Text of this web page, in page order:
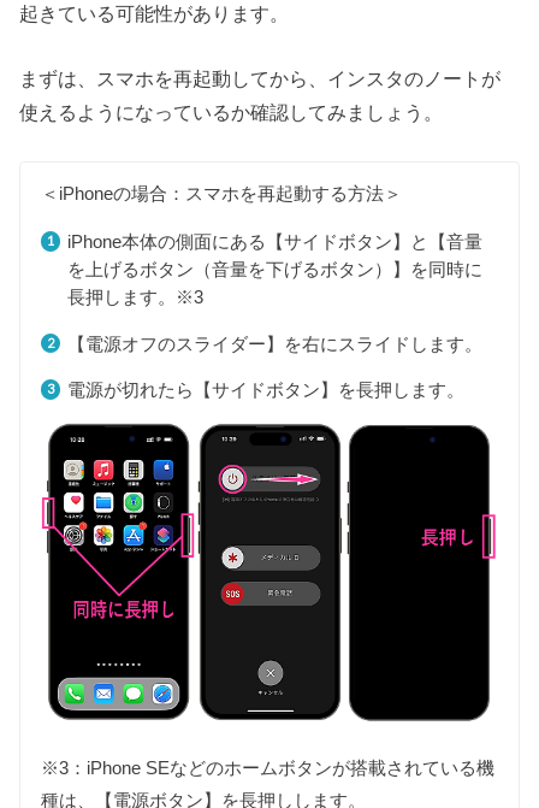
起きている可能性があります。
まずは、スマホを再起動してから、インスタのノートが
使えるようになっているか確認してみましょう。
＜iPhoneの場合：スマホを再起動する方法＞
iPhone本体の側面にある【サイドボタン】と【音量
を上げるボタン（音量を下げるボタン）】を同時に
長押します。※3
【電源オフのスライダー】を右にスライドします。
電源が切れたら【サイドボタン】を長押します。
※3：iPhone SEなどのホームボタンが搭載されている機
種は、【電源ボタン】を長押しします。